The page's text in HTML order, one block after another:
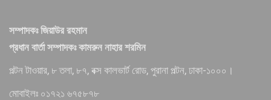
সম্পাদকঃ জিয়াউর রহমান
প্রধান বার্তা সম্পাদকঃ কামরুন নাহার শরমিন
পল্টন টাওয়ার, ৮ তলা, ৮৭, বক্স কালভার্ট রোড, পুরানা পল্টন, ঢাকা-১০০০।
মোবাইলঃ ০১৭২১ ৬৭৫৮৭৮